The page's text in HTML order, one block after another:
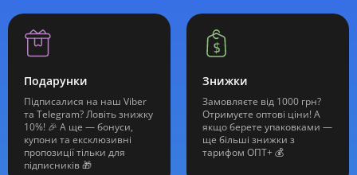
Подарунки
Підписалися на наш Viber
та Telegram? Ловіть знижку
10%! 🎉 А ще — бонуси,
купони та ексклюзивні
пропозиції тільки для
підписників 🎁
Знижки
Замовляєте від 1000 грн?
Отримуєте оптові ціни! А
якщо берете упаковками —
ще більші знижки з
тарифом ОПТ+ 💰